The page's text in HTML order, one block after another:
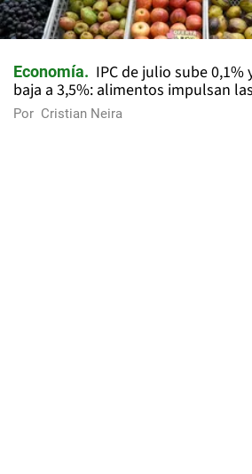
Economía
IPC de julio sube
baja a 3,5%: alimentos impulsan
Por Cristian Neira